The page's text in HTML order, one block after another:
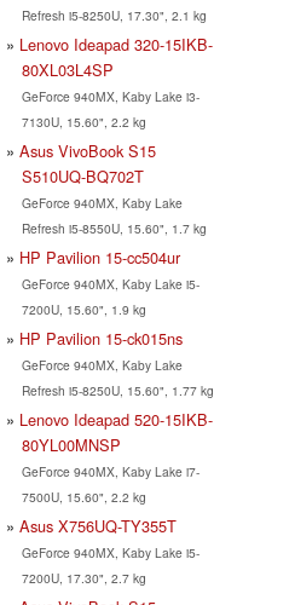
Refresh i5-8250U, 17.30", 2.1 kg
Lenovo Ideapad 320-15IKB-
80XL03L4SP
GeForce 940MX, Kaby Lake i3-
7130U, 15.60", 2.2 kg
Asus VivoBook S15
S510UQ-BQ702T
GeForce 940MX, Kaby Lake
Refresh i5-8550U, 15.60", 1.7 kg
HP Pavilion 15-cc504ur
GeForce 940MX, Kaby Lake i5-
7200U, 15.60", 1.9 kg
HP Pavilion 15-ck015ns
GeForce 940MX, Kaby Lake
Refresh i5-8250U, 15.60", 1.77 kg
Lenovo Ideapad 520-15IKB-
80YL00MNSP
GeForce 940MX, Kaby Lake i7-
7500U, 15.60", 2.2 kg
Asus X756UQ-TY355T
GeForce 940MX, Kaby Lake i5-
7200U, 17.30", 2.7 kg